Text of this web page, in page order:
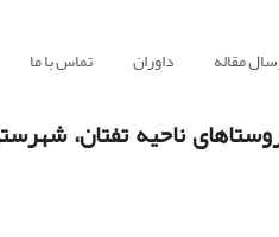
مقاله داوران تماس با ما
ناحیه تفتان،